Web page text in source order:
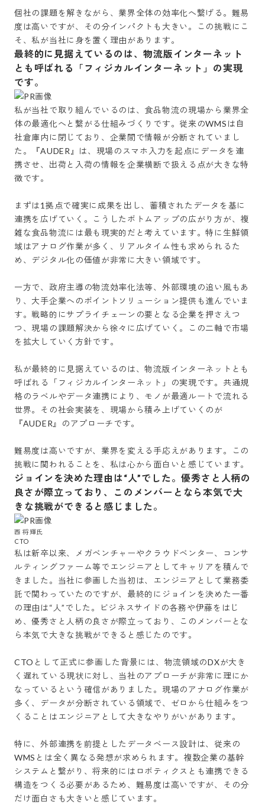
個社の課題を解きながら、業界全体の効率化へ繋げる。難易
度は高いですが、その分インパクトも大きい。この挑戦にこ
最終的に見据えているのは、物流版インターネット
とも呼ばれる「フィジカルインターネット」の実現
です。
私が当社で取り組んでいるのは、食品物流の現場から業界全
体の最適化へと繋がる仕組みづくりです。従来のWMSは自
社倉庫内に閉じており、企業間で情報が分断されていまし
た。『AUDER』は、現場のスマホ入力を起点にデータを連
携させ、出荷と入荷の情報を企業横断で扱える点が大きな特
徴です。
まずは1拠点で確実に成果を出し、蓄積されたデータを基に
連携を広げていく。こうしたボトムアップの広がり方が、複
雑な食品物流には最も現実的だと考えています。特に生鮮領
域はアナログ作業が多く、リアルタイム性も求められるた
め、デジタル化の価値が非常に大きい領域です。
一方で、政府主導の物流効率化法等、外部環境の追い風もあ
り、大手企業へのポイントソリューション提供も進んでいま
す。戦略的にサプライチェーンの要となる企業を押さえつ
つ、現場の課題解決から徐々に広げていく。この二軸で市場
を拡大していく方針です。
私が最終的に見据えているのは、物流版インターネットとも
呼ばれる「フィジカルインターネット」の実現です。共通規
格のラベルやデータ連携により、モノが最適ルートで流れる
世界。その社会実装を、現場から積み上げていくのが
『AUDER』のアプローチです。
難易度は高いですが、業界を変える手応えがあります。この
ジョインを決めた理由は“人”でした。優秀さと人柄の
良さが際立っており、このメンバーとなら本気で大
きな挑戦ができると感じました。
西 将輝氏
私は新卒以来、メガベンチャーやクラウドベンター、コンサ
ルティングファーム等でエンジニアとしてキャリアを積んで
きました。当社に参画した当初は、エンジニアとして業務委
託で関わっていたのですが、最終的にジョインを決めた一番
の理由は“人”でした。ビジネスサイドの各務や伊藤をはじ
め、優秀さと人柄の良さが際立っており、このメンバーとな
ら本気で大きな挑戦ができると感じたのです。
CTOとして正式に参画した背景には、物流領域のDXが大き
く遅れている現状に対し、当社のアプローチが非常に理にか
なっているという確信がありました。現場のアナログ作業が
多く、データが分断されている領域で、ゼロから仕組みをつ
くることはエンジニアとして大きなやりがいがあります。
特に、外部連携を前提としたデータベース設計は、従来の
WMSとは全く異なる発想が求められます。複数企業の基幹
システムと繋がり、将来的にはロボティクスとも連携できる
構造をつくる必要があるため、難易度は高いですが、その分
だけ面白さも大きいと感じています。